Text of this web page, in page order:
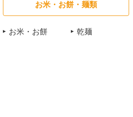
お米・お餅・麺類
お米・お餅 乾麺